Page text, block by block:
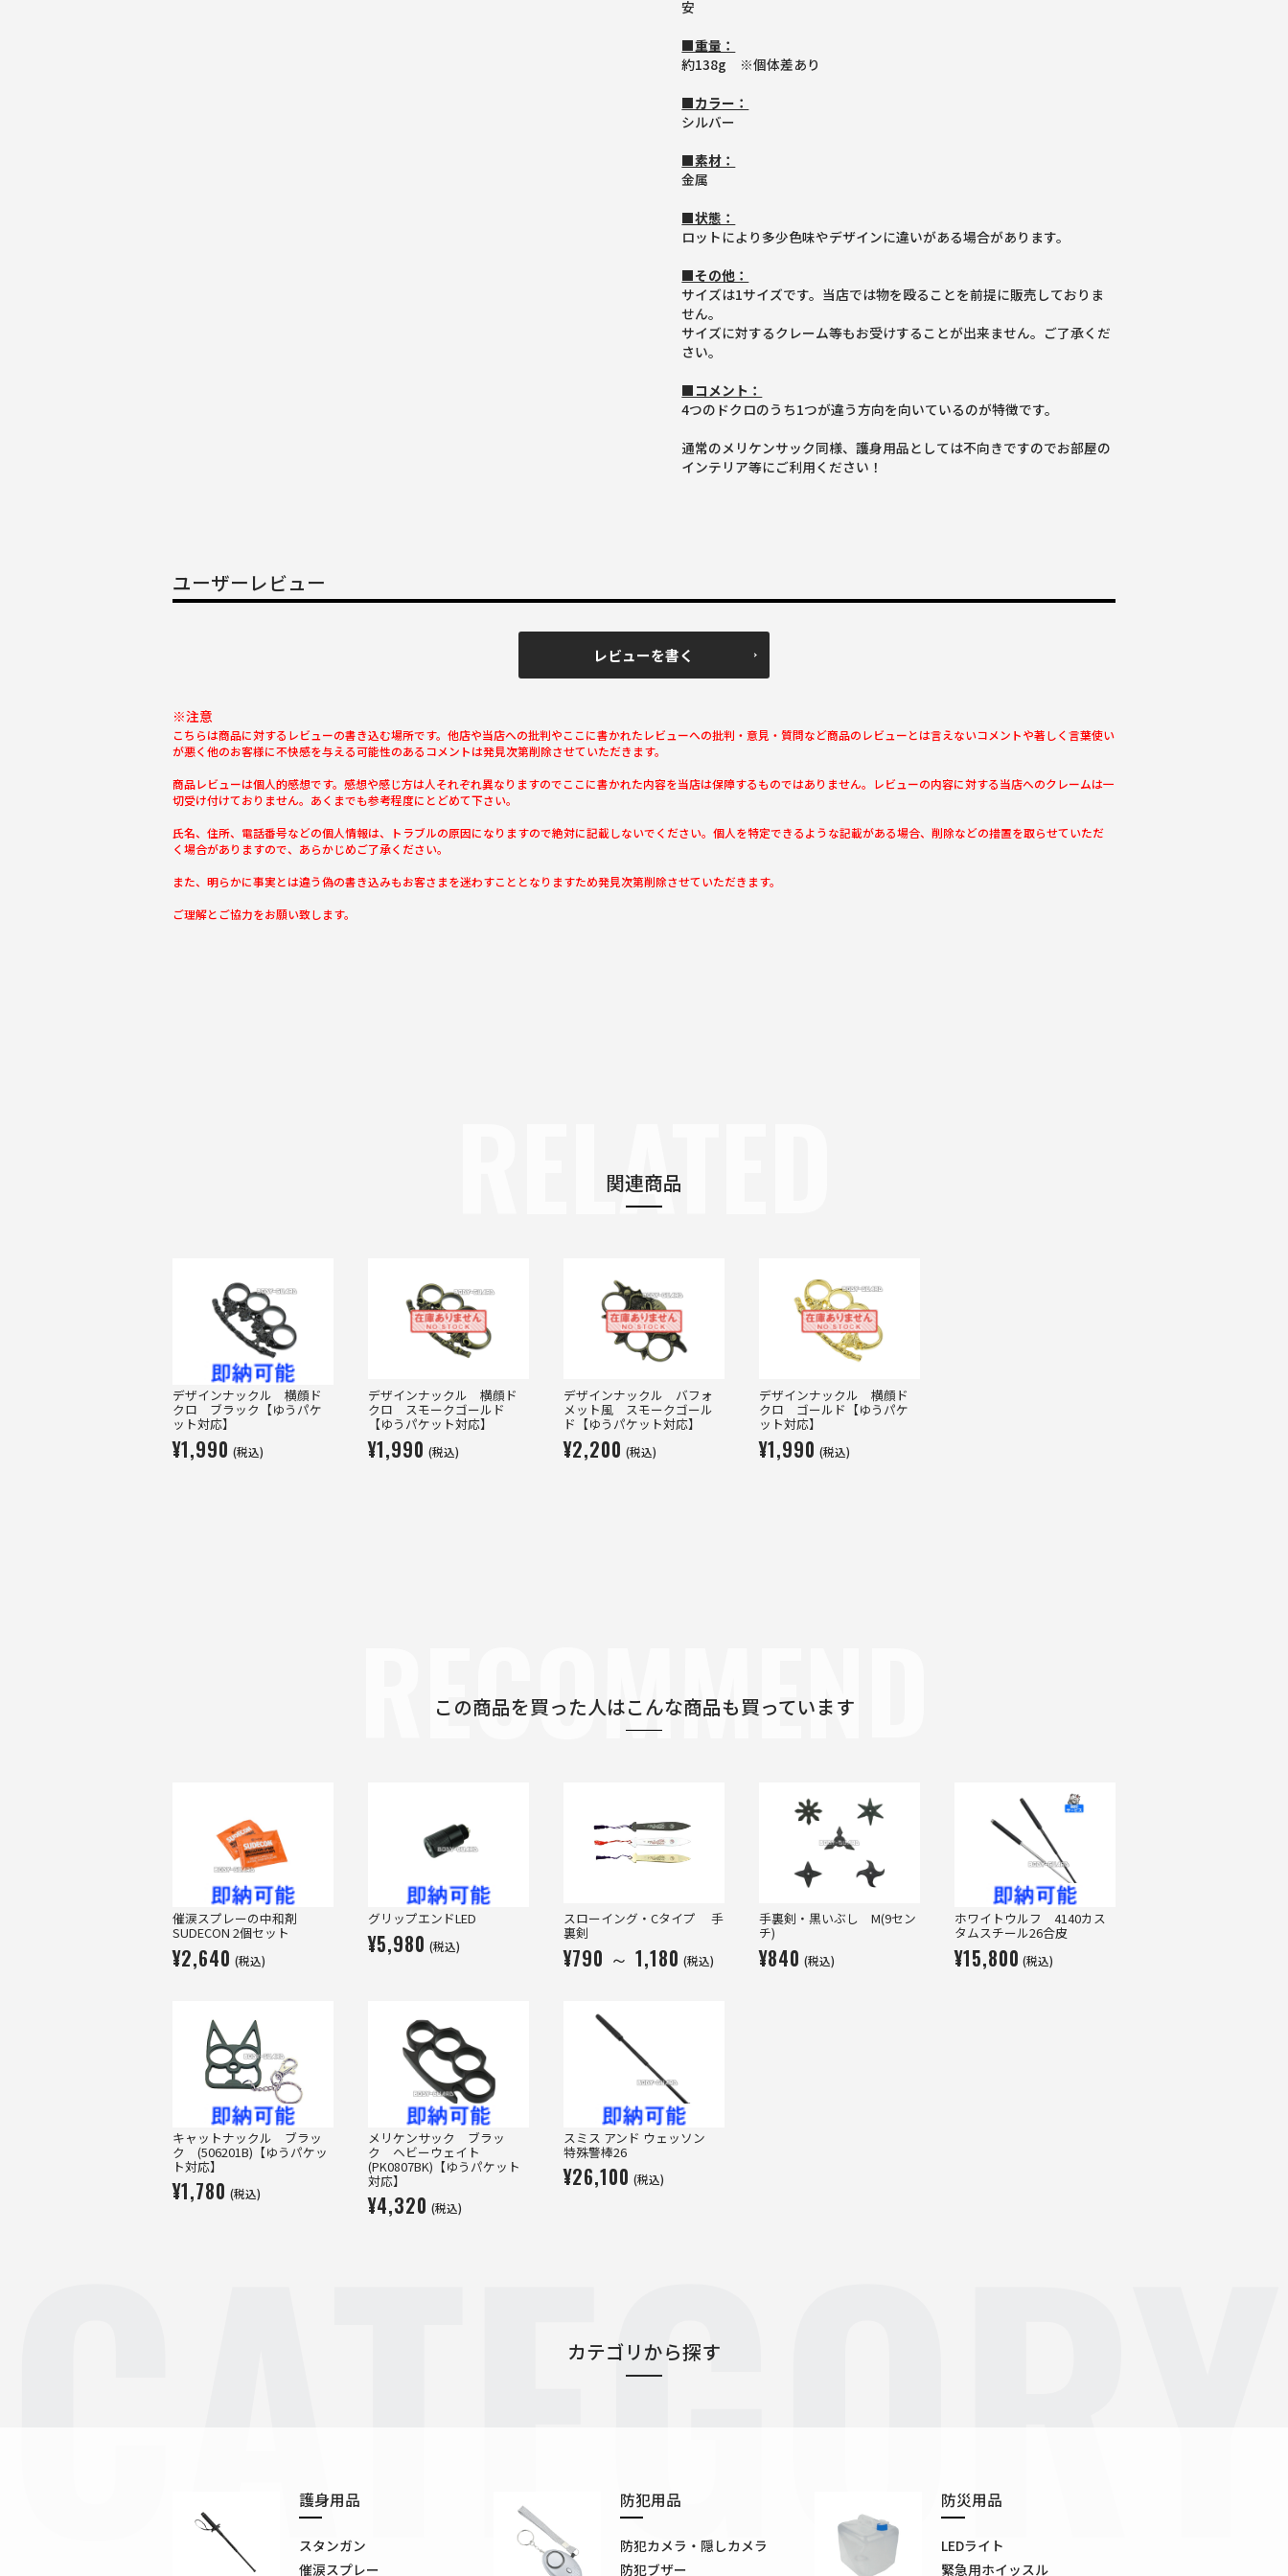
安
■重量：
約138g ※個体差あり
■カラー：
シルバー
■素材：
金属
■状態：
ロットにより多少色味やデザインに違いがある場合があります。
■その他：
サイズは1サイズです。当店では物を殴ることを前提に販売しておりま
せん。
サイズに対するクレーム等もお受けすることが出来ません。ご了承くだ
さい。
■コメント：
4つのドクロのうち1つが違う方向を向いているのが特徴です。
通常のメリケンサック同様、護身用品としては不向きですのでお部屋の
インテリア等にご利用ください！
ユーザーレビュー
レビューを書く
※注意
こちらは商品に対するレビューの書き込む場所です。他店や当店への批判やここに書かれたレビューへの批判・意見・質問など商品のレビューとは言えないコメントや著しく言葉使い
が悪く他のお客様に不快感を与える可能性のあるコメントは発見次第削除させていただきます。
商品レビューは個人的感想です。感想や感じ方は人それぞれ異なりますのでここに書かれた内容を当店は保障するものではありません。レビューの内容に対する当店へのクレームは一
切受け付けておりません。あくまでも参考程度にとどめて下さい。
氏名、住所、電話番号などの個人情報は、トラブルの原因になりますので絶対に記載しないでください。個人を特定できるような記載がある場合、削除などの措置を取らせていただ
く場合がありますので、あらかじめご了承ください。
また、明らかに事実とは違う偽の書き込みもお客さまを迷わすこととなりますため発見次第削除させていただきます。
ご理解とご協力をお願い致します。
関連商品
RELATED
デザインナックル 横顔ド
クロ ブラック【ゆうパケ
ット対応】
¥1,990 (税込)
デザインナックル 横顔ド
クロ スモークゴールド
【ゆうパケット対応】
¥1,990 (税込)
デザインナックル バフォ
メット風 スモークゴール
ド【ゆうパケット対応】
¥2,200 (税込)
デザインナックル 横顔ド
クロ ゴールド【ゆうパケ
ット対応】
¥1,990 (税込)
この商品を買った人はこんな商品も買っています
RECOMMEND
催涙スプレーの中和剤
SUDECON 2個セット
¥2,640 (税込)
グリップエンドLED
¥5,980 (税込)
スローイング・Cタイプ 手
裏剣
¥790 ～ 1,180 (税込)
手裏剣・黒いぶし M(9セン
チ)
¥840 (税込)
ホワイトウルフ 4140カス
タムスチール26合皮
¥15,800 (税込)
キャットナックル ブラッ
ク (506201B)【ゆうパケッ
ト対応】
¥1,780 (税込)
メリケンサック ブラッ
ク ヘビーウェイト
(PK0807BK)【ゆうパケット
対応】
¥4,320 (税込)
スミス アンド ウェッソン
特殊警棒26
¥26,100 (税込)
カテゴリから探す
CATEGORY
護身用品
スタンガン
催涙スプレー
防犯用品
防犯カメラ・隠しカメラ
防犯ブザー
防災用品
LEDライト
緊急用ホイッスル